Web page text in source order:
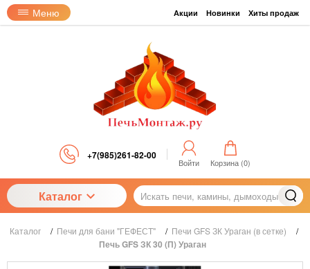
Меню Акции Новинки Хиты продаж
+7(985)261-82-00
Войти Корзина (0)
Каталог
Каталог / Печи для бани "ГЕФЕСТ" / Печи GFS ЗК Ураган (в сетке) /
Печь GFS ЗК 30 (П) Ураган